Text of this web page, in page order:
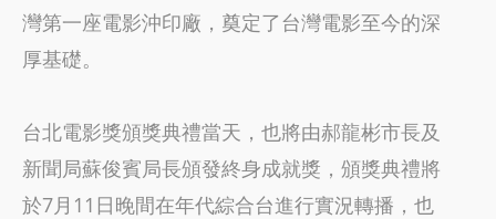
灣第一座電影沖印廠，奠定了台灣電影至今的深
厚基礎。
台北電影獎頒獎典禮當天，也將由郝龍彬市長及
新聞局蘇俊賓局長頒發終身成就獎，頒獎典禮將
於7月11日晚間在年代綜合台進行實況轉播，也